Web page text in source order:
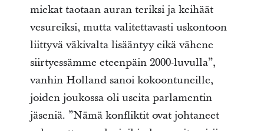
miekat taotaan auran teriksi ja keihäät
vesureiksi, mutta valitettavasti uskontoon
liittyvä väkivalta lisääntyy eikä vähene
siirtyessämme eteenpäin 2000-luvulla”,
vanhin Holland sanoi kokoontuneille,
joiden joukossa oli useita parlamentin
jäseniä. ”Nämä konfliktit ovat johtaneet